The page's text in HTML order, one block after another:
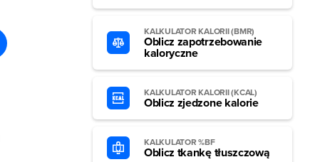
KALKULATOR KALORII (BMR)
Oblicz zapotrzebowanie
kaloryczne
KALKULATOR KALORII (KCAL)
Oblicz zjedzone kalorie
KALKULATOR %BF
Oblicz tkankę tłuszczową